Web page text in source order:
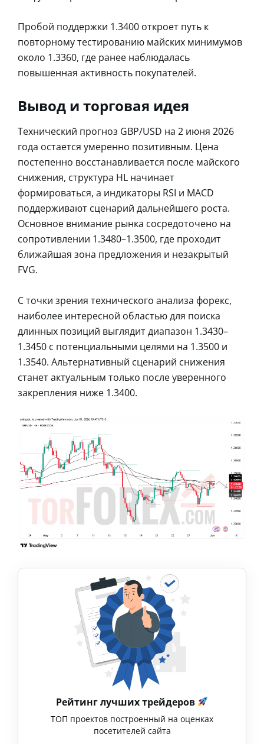
Пробой поддержки 1.3400 откроет путь к
повторному тестированию майских минимумов
около 1.3360, где ранее наблюдалась
повышенная активность покупателей.
Вывод и торговая идея
Технический прогноз GBP/USD на 2 июня 2026
года остается умеренно позитивным. Цена
постепенно восстанавливается после майского
снижения, структура HL начинает
формироваться, а индикаторы RSI и MACD
поддерживают сценарий дальнейшего роста.
Основное внимание рынка сосредоточено на
сопротивлении 1.3480–1.3500, где проходит
ближайшая зона предложения и незакрытый
FVG.
С точки зрения технического анализа форекс,
наиболее интересной областью для поиска
длинных позиций выглядит диапазон 1.3430–
1.3450 с потенциальными целями на 1.3500 и
1.3540. Альтернативный сценарий снижения
станет актуальным только после уверенного
закрепления ниже 1.3400.
Рейтинг лучших трейдеров
ТОП проектов построенный на оценках
посетителей сайта